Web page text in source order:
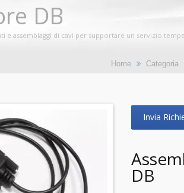
DB
assemblaggi di cavi per supportare un servizio
Home Categoria
Invia
DB